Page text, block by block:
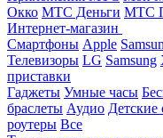
Окко МТС Деньги МТС
Интернет-магазин
Смартфоны Apple
Телевизоры LG Samsung
приставки
Гаджеты Умные часы
браслеты Аудио Детские
роутеры Все